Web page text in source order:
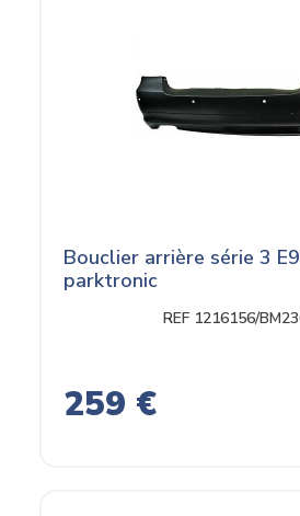
Bouclier arrière série 3
parktronic
REF 1216156/
259 €